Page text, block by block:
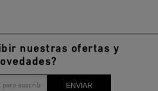
nuestras ofertas y
ENVIAR